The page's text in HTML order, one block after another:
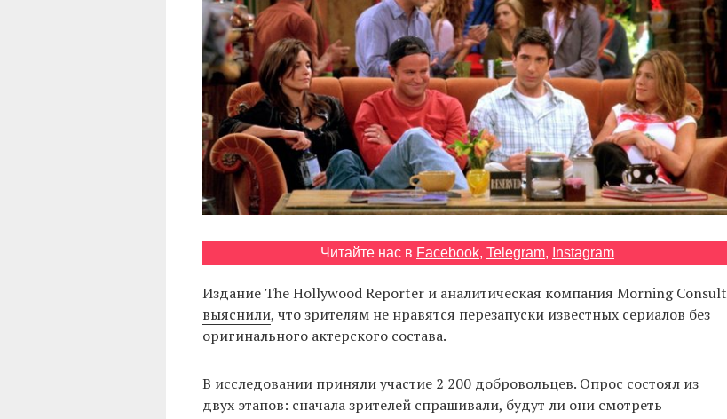
Читайте нас в Facebook, Telegram, Instagram
Издание The Hollywood Reporter и аналитическая компания Morning Consult
выяснили, что зрителям не нравятся перезапуски известных сериалов без
оригинального актерского состава.
В исследовании приняли участие 2 200 добровольцев. Опрос состоял из
двух этапов: сначала зрителей спрашивали, будут ли они смотреть